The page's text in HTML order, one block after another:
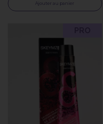
Ajouter au panier